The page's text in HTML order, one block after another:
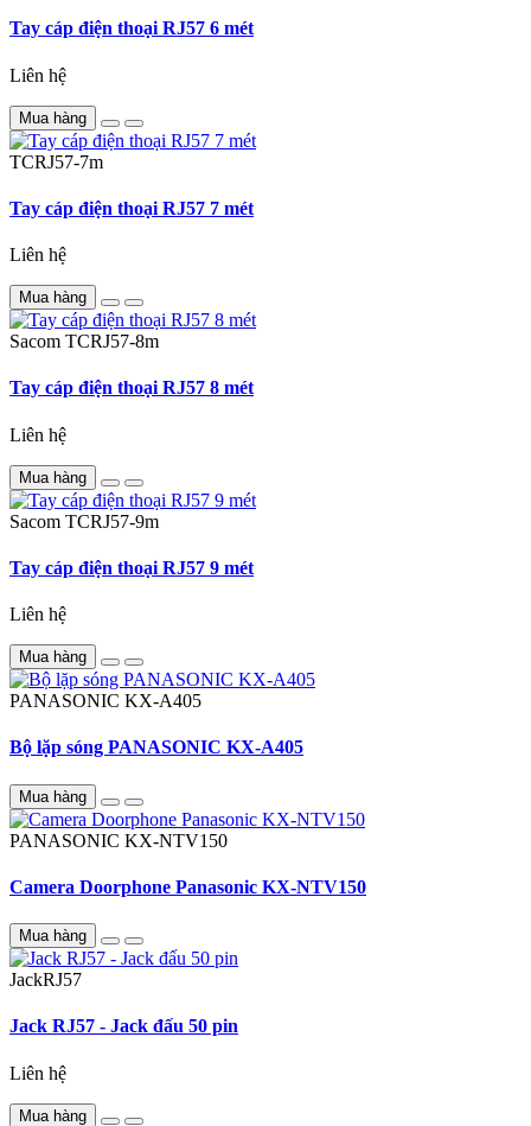
Tay cáp điện thoại RJ57 6 mét
Liên hệ
Mua hàng
TCRJ57-7m
Tay cáp điện thoại RJ57 7 mét
Liên hệ
Mua hàng
Sacom TCRJ57-8m
Tay cáp điện thoại RJ57 8 mét
Liên hệ
Mua hàng
Sacom TCRJ57-9m
Tay cáp điện thoại RJ57 9 mét
Liên hệ
Mua hàng
PANASONIC KX-A405
Bộ lặp sóng PANASONIC KX-A405
Mua hàng
PANASONIC KX-NTV150
Camera Doorphone Panasonic KX-NTV150
Mua hàng
JackRJ57
Jack RJ57 - Jack đấu 50 pin
Liên hệ
Mua hàng